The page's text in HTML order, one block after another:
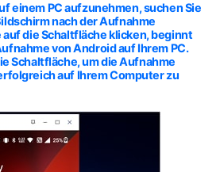
einem PC aufzunehmen, suchen Sie
nach der Aufnahme
auf die Schaltfläche klicken, beginnt
von Android auf Ihrem PC.
Schaltfläche, um die Aufnahme
auf Ihrem Computer zu